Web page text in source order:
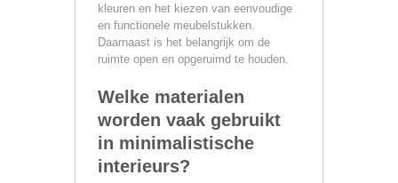
kleuren en het kiezen van eenvoudige
en functionele meubelstukken.
Daarnaast is het belangrijk om de
ruimte open en opgeruimd te houden.
Welke materialen
worden vaak gebruikt
in minimalistische
interieurs?